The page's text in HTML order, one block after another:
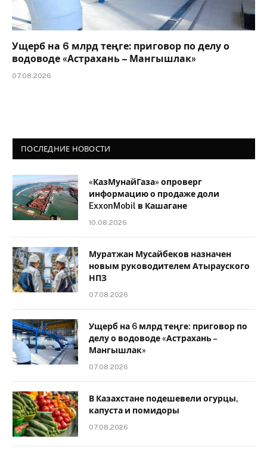
Ущерб на 6 млрд теңге: приговор по делу о
водоводе «Астрахань – Мангышлак»
07.08.2026
ПОСЛЕДНИЕ НОВОСТИ
«КазМунайГаза» опроверг
информацию о продаже доли
ExxonMobil в Кашагане
10.08.2026
Муратжан Мусайбеков назначен
новым руководителем Атырауского
НПЗ
07.08.2026
Ущерб на 6 млрд теңге: приговор по
делу о водоводе «Астрахань –
Мангышлак»
07.08.2026
В Казахстане подешевели огурцы,
капуста и помидоры
07.08.2026